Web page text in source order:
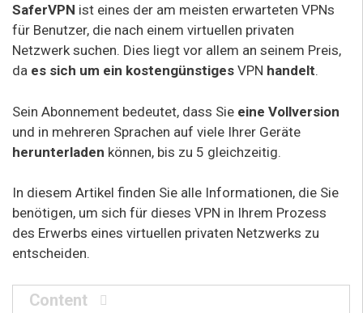
SaferVPN ist eines der am meisten erwarteten VPNs
für Benutzer, die nach einem virtuellen privaten
Netzwerk suchen. Dies liegt vor allem an seinem Preis,
da es sich um ein kostengünstiges VPN handelt.
Sein Abonnement bedeutet, dass Sie eine Vollversion
und in mehreren Sprachen auf viele Ihrer Geräte
herunterladen können, bis zu 5 gleichzeitig.
In diesem Artikel finden Sie alle Informationen, die Sie
benötigen, um sich für dieses VPN in Ihrem Prozess
des Erwerbs eines virtuellen privaten Netzwerks zu
entscheiden.
Content